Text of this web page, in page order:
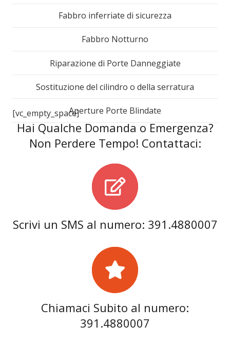
Fabbro inferriate di sicurezza
Fabbro Notturno
Riparazione di Porte Danneggiate
Sostituzione del cilindro o della serratura
Aperture Porte Blindate
[vc_empty_space]
Hai Qualche Domanda o Emergenza?
Non Perdere Tempo! Contattaci:
Scrivi un SMS al numero: 391.4880007
Chiamaci Subito al numero:
391.4880007